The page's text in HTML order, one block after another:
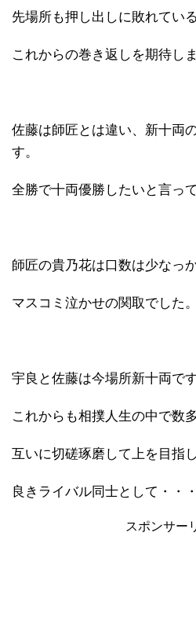
先場所も押し出しに敗れている
これからの巻き返しを期待しま
佐藤は師匠とは違い、新十両
す。
全勝で十両優勝したいと言っ
師匠の貴乃花は口数は少なっ
マスコミ泣かせの関取でした
宇良と佐藤は今場所新十両です
これからも相撲人生の中で数
互いに切磋琢磨して上を目指
良きライバル同士として・・・
スポンサー